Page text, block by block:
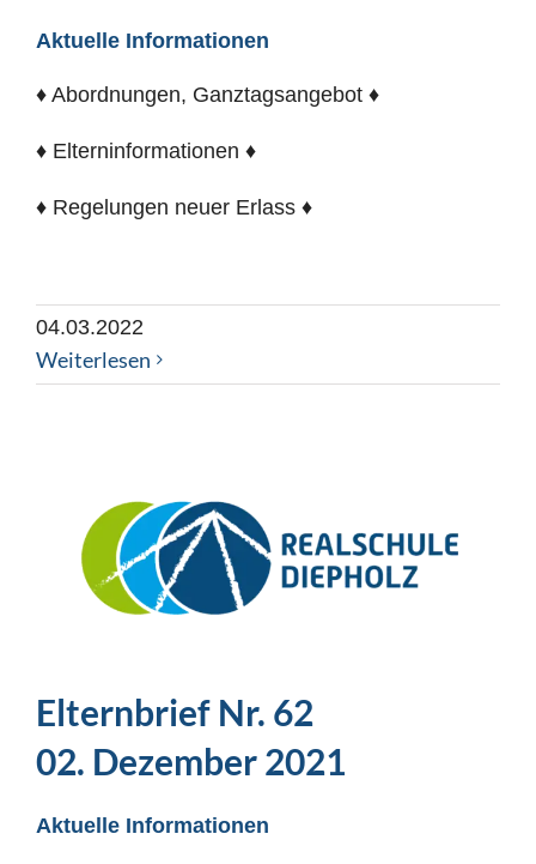
Aktuelle Informationen
♦ Abordnungen, Ganztagsangebot ♦
♦ Elterninformationen ♦
♦ Regelungen neuer Erlass ♦
04.03.2022
Weiterlesen
Elternbrief Nr. 62
02. Dezember 2021
Aktuelle Informationen